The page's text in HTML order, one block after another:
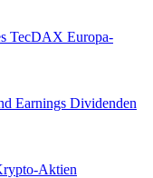
TecDAX Europa-
Earnings Dividenden
Aktien